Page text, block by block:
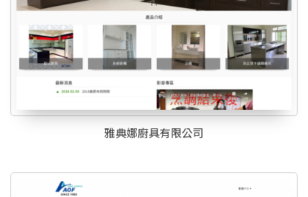
雅典娜廚具有限公司